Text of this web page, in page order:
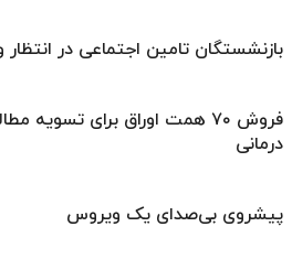
بازنشستگان تامین اجتماعی در انتظار
فروش ۷۰ همت اوراق برای تسویه
درمانی
پیشروی بی‌صدای یک ویروس